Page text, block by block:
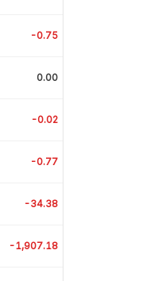
-0.75
0.00
-0.02
-0.77
-34.38
-1,907.18